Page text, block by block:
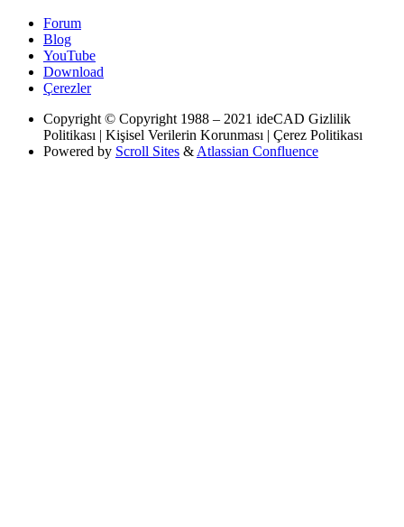
Forum
Blog
YouTube
Download
Çerezler
Copyright © Copyright 1988 – 2021 ideCAD Gizlilik
Politikası | Kişisel Verilerin Korunması | Çerez Politikası
Powered by Scroll Sites & Atlassian Confluence